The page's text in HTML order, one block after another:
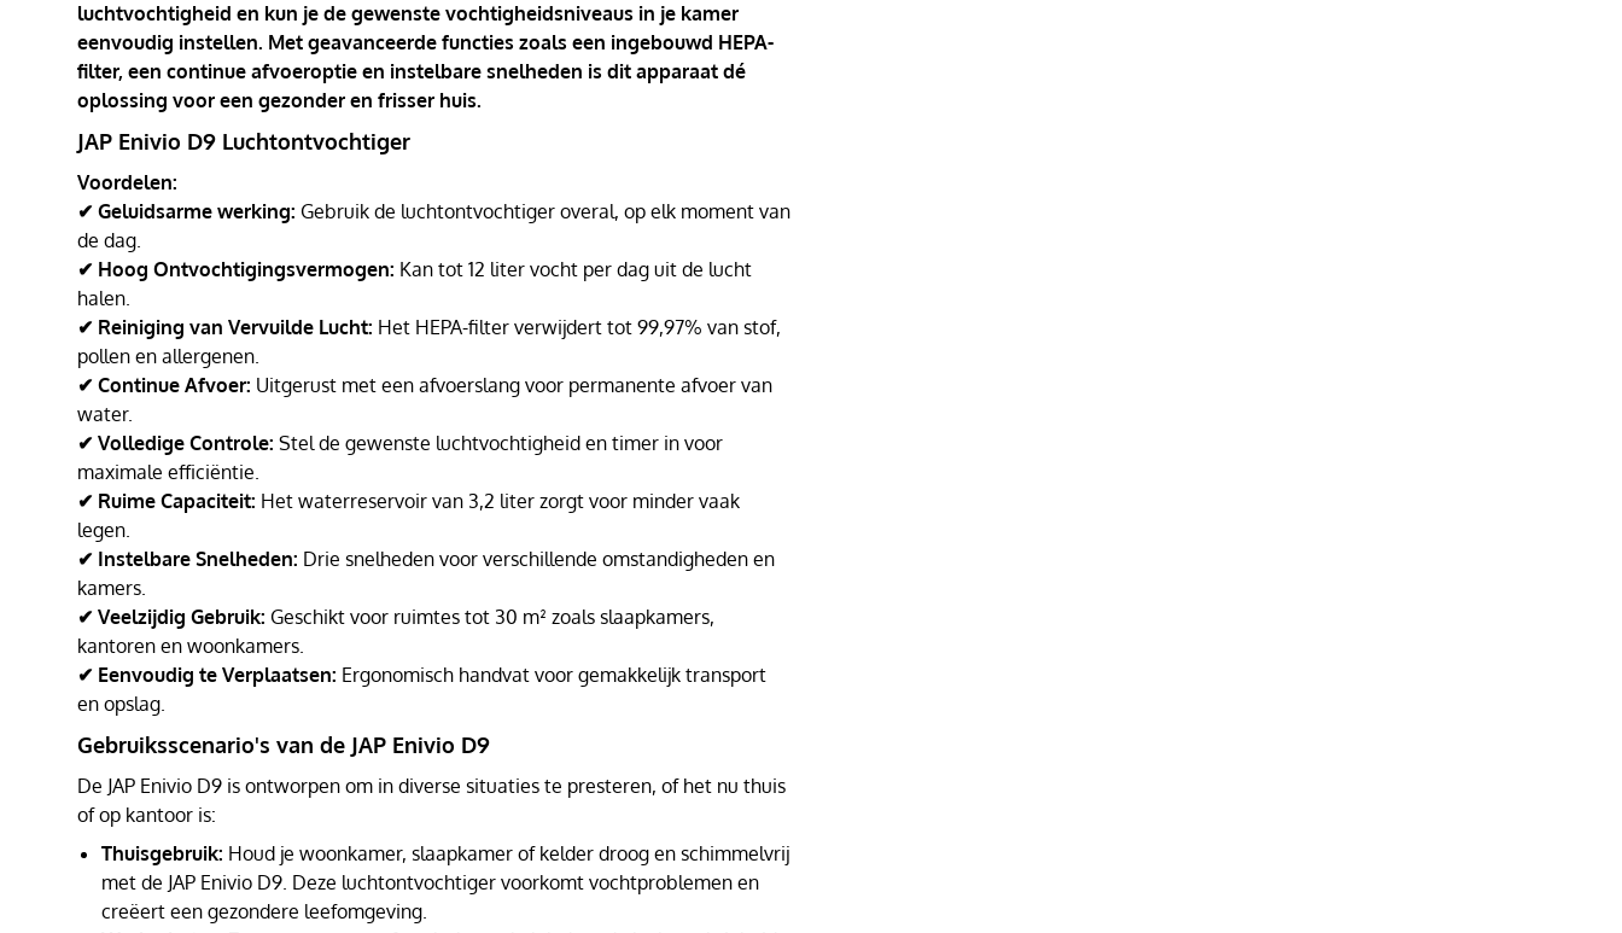
luchtvochtigheid en kun je de gewenste vochtigheidsniveaus in je kamer
eenvoudig instellen. Met geavanceerde functies zoals een ingebouwd HEPA-
filter, een continue afvoeroptie en instelbare snelheden is dit apparaat dé
oplossing voor een gezonder en frisser huis.
JAP Enivio D9 Luchtontvochtiger
Voordelen:
✔ Geluidsarme werking: Gebruik de luchtontvochtiger overal, op elk moment van
de dag.
✔ Hoog Ontvochtigingsvermogen: Kan tot 12 liter vocht per dag uit de lucht
halen.
✔ Reiniging van Vervuilde Lucht: Het HEPA-filter verwijdert tot 99,97% van stof,
pollen en allergenen.
✔ Continue Afvoer: Uitgerust met een afvoerslang voor permanente afvoer van
water.
✔ Volledige Controle: Stel de gewenste luchtvochtigheid en timer in voor
maximale efficiëntie.
✔ Ruime Capaciteit: Het waterreservoir van 3,2 liter zorgt voor minder vaak
legen.
✔ Instelbare Snelheden: Drie snelheden voor verschillende omstandigheden en
kamers.
✔ Veelzijdig Gebruik: Geschikt voor ruimtes tot 30 m² zoals slaapkamers,
kantoren en woonkamers.
✔ Eenvoudig te Verplaatsen: Ergonomisch handvat voor gemakkelijk transport
en opslag.
Gebruiksscenario's van de JAP Enivio D9
De JAP Enivio D9 is ontworpen om in diverse situaties te presteren, of het nu thuis
of op kantoor is:
Thuisgebruik: Houd je woonkamer, slaapkamer of kelder droog en schimmelvrij
met de JAP Enivio D9. Deze luchtontvochtiger voorkomt vochtproblemen en
creëert een gezondere leefomgeving.